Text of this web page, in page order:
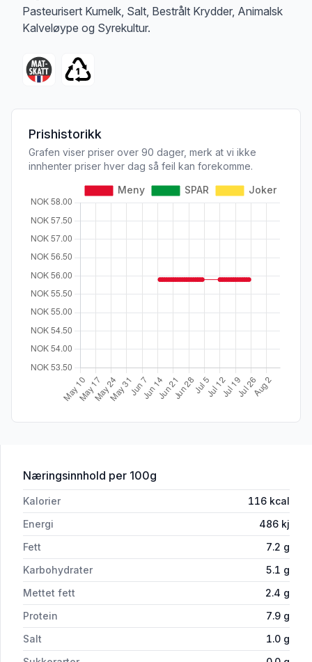
Pasteurisert Kumelk, Salt, Bestrålt Krydder, Animalsk
Kalveløype og Syrekultur.
Prishistorikk
Grafen viser priser over 90 dager, merk at vi ikke
innhenter priser hver dag så feil kan forekomme.
Næringsinnhold for 'Jærsk Kremost Krydder 150g
per 100g
Kalorier 116 kcal
Energi
486 kj
Fett
7.2 g
Karbohydrater
5.1 g
Mettet fett
2.4 g
Protein
7.9 g
Salt
1.0 g